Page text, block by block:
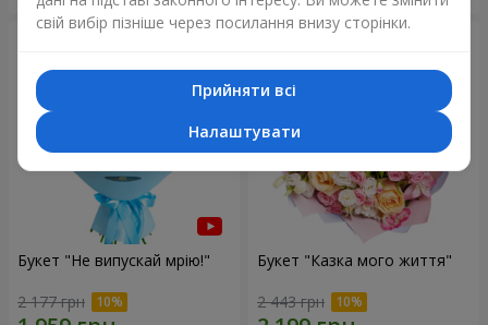
Букет "Не випускай мрію!"
2 177 грн
Букет "Казка мого життя"
2 443 грн
свій вибір пізніше через посилання внизу сторінки.
Прийняти всі
Налаштувати